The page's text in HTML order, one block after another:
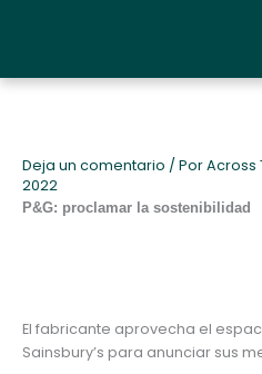
Deja un comentario / PorAcross
2022
P&G: proclamar la sostenibilidad
El fabricante aprovecha el
Sainsbury’s para anunciar sus